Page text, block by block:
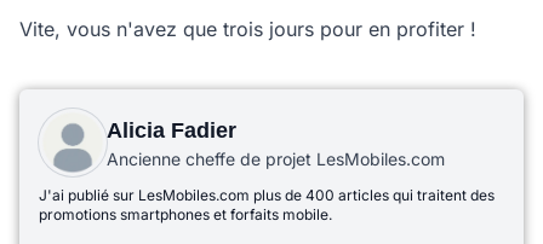
Vite, vous n'avez que trois jours pour en profiter !
Alicia Fadier
Ancienne cheffe de projet LesMobiles.com
J'ai publié sur LesMobiles.com plus de 400 articles qui traitent des
promotions smartphones et forfaits mobile.